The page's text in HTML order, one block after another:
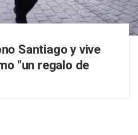
Santiago y vive
"un regalo de